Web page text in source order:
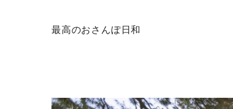
最高のおさんぽ日和